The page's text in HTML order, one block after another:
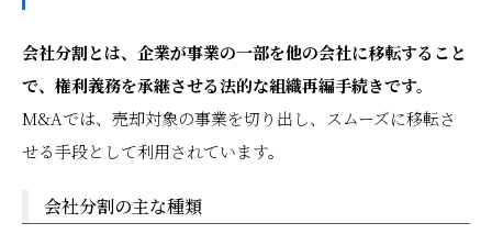
会社分割とは、企業が事業の一部を他の会社に移転すること
で、権利義務を承継させる法的な組織再編手続きです。
M&Aでは、売却対象の事業を切り出し、スムーズに移転さ
せる手段として利用されています。
会社分割の主な種類